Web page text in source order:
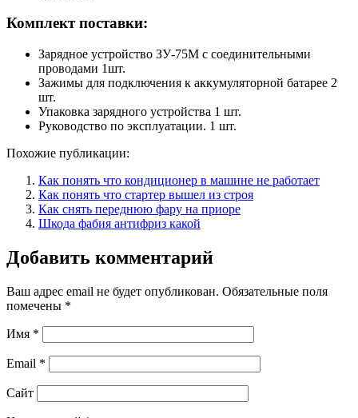
Комплект поставки:
Зарядное устройство ЗУ-75M с соединительными
проводами 1шт.
Зажимы для подключения к аккумуляторной батарее 2
шт.
Упаковка зарядного устройства 1 шт.
Руководство по эксплуатации. 1 шт.
Похожие публикации:
Как понять что кондиционер в машине не работает
Как понять что стартер вышел из строя
Как снять переднюю фару на приоре
Шкода фабия антифриз какой
Добавить комментарий
Ваш адрес email не будет опубликован. Обязательные поля
помечены *
Имя *
Email *
Сайт